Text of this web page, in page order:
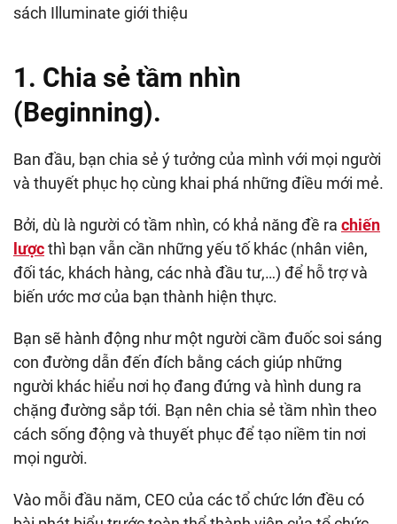
sách Illuminate giới thiệu
1. Chia sẻ tầm nhìn
(Beginning).
Ban đầu, bạn chia sẻ ý tưởng của mình với mọi người
và thuyết phục họ cùng khai phá những điều mới mẻ.
Bởi, dù là người có tầm nhìn, có khả năng đề ra chiến
lượcthì bạn vẫn cần những yếu tố khác (nhân viên,
đối tác, khách hàng, các nhà đầu tư,…) để hỗ trợ và
biến ước mơ của bạn thành hiện thực.
Bạn sẽ hành động như một người cầm đuốc soi sáng
con đường dẫn đến đích bằng cách giúp những
người khác hiểu nơi họ đang đứng và hình dung ra
chặng đường sắp tới. Bạn nên chia sẻ tầm nhìn theo
cách sống động và thuyết phục để tạo niềm tin nơi
mọi người.
Vào mỗi đầu năm, CEO của các tổ chức lớn đều có